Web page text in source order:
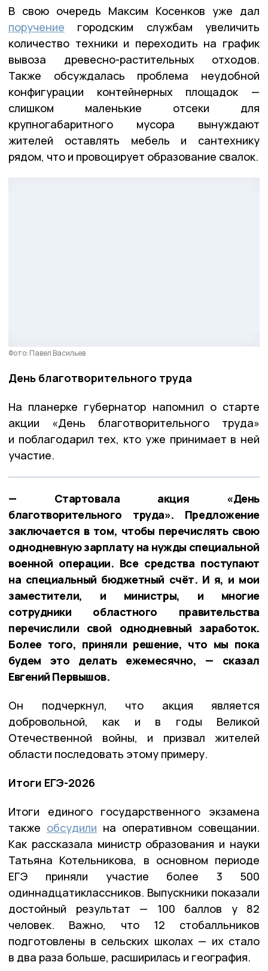
В свою очередь Максим Косенков уже дал
поручение городским службам увеличить
количество техники и переходить на график
вывоза древесно-растительных отходов.
Также обсуждалась проблема неудобной
конфигурации контейнерных площадок —
слишком маленькие отсеки для
крупногабаритного мусора вынуждают
жителей оставлять мебель и сантехнику
рядом, что и провоцирует образование свалок.
Фото: Павел Васильев
День благотворительного труда
На планерке губернатор напомнил о старте
акции «День благотворительного труда»
и поблагодарил тех, кто уже принимает в ней
участие.
— Стартовала акция «День
благотворительного труда». Предложение
заключается в том, чтобы перечислять свою
однодневную зарплату на нужды специальной
военной операции. Все средства поступают
на специальный бюджетный счёт. И я, и мои
заместители, и министры, и многие
сотрудники областного правительства
перечислили свой однодневный заработок.
Более того, приняли решение, что мы пока
будем это делать ежемесячно, — сказал
Евгений Первышов.
Он подчеркнул, что акция является
добровольной, как и в годы Великой
Отечественной войны, и призвал жителей
области последовать этому примеру.
Итоги ЕГЭ-2026
Итоги единого государственного экзамена
также обсудили на оперативном совещании.
Как рассказала министр образования и науки
Татьяна Котельникова, в основном периоде
ЕГЭ приняли участие более 3 500
одиннадцатиклассников. Выпускники показали
достойный результат — 100 баллов у 82
человек. Важно, что 12 стобалльников
подготовлены в сельских школах — их стало
в два раза больше, расширилась и география.